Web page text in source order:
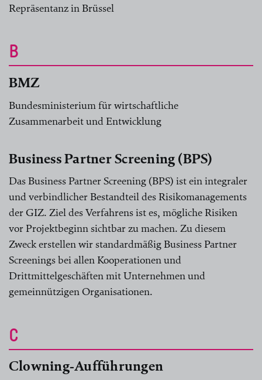
Repräsentanz in Brüssel
B
BMZ
Bundesministerium für wirtschaftliche
Zusammenarbeit und Entwicklung
Business Partner Screening (BPS)
Das Business Partner Screening (BPS) ist ein integraler
und verbindlicher Bestandteil des Risikomanagements
der GIZ. Ziel des Verfahrens ist es, mögliche Risiken
vor Projektbeginn sichtbar zu machen. Zu diesem
Zweck erstellen wir standardmäßig Business Partner
Screenings bei allen Kooperationen und
Drittmittelgeschäften mit Unternehmen und
gemeinnützigen Organisationen.
C
Clowning-Aufführungen